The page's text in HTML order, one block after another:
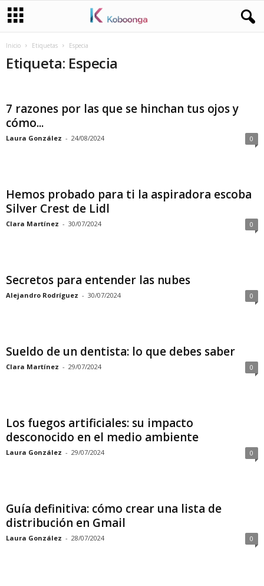
Inicio Etiquetas Especia
Etiqueta: Especia
7 razones por las que se hinchan tus ojos y
cómo...
Laura González - 24/08/2024 0
Hemos probado para ti la aspiradora escoba
Silver Crest de Lidl
Clara Martínez - 30/07/2024 0
Secretos para entender las nubes
Alejandro Rodríguez - 30/07/2024 0
Sueldo de un dentista: lo que debes saber
Clara Martínez - 29/07/2024 0
Los fuegos artificiales: su impacto
desconocido en el medio ambiente
Laura González - 29/07/2024 0
Guía definitiva: cómo crear una lista de
distribución en Gmail
Laura González - 28/07/2024 0